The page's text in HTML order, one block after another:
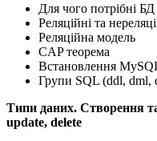
Для чого потрібні БД
Реляційні та
Реляційна модель
CAP теорема
Встановлення
Групи SQL (ddl, dml,
Типи даних. Створення
update, delete